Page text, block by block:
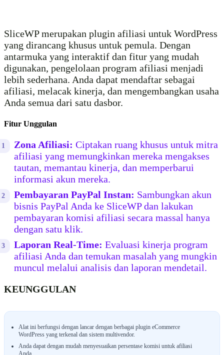
SliceWP merupakan plugin afiliasi untuk WordPress
yang dirancang khusus untuk pemula. Dengan
antarmuka yang interaktif dan fitur yang mudah
digunakan, pengelolaan program afiliasi menjadi
lebih sederhana. Anda dapat mendaftar sebagai
afiliasi, melacak kinerja, dan mengembangkan usaha
Anda semua dari satu dasbor.
Fitur Unggulan
Zona Afiliasi: Ciptakan ruang khusus untuk mitra
afiliasi yang memungkinkan mereka mengakses
tautan, memantau kinerja, dan memperbarui
informasi akun mereka.
Pembayaran PayPal Instan: Sambungkan akun
bisnis PayPal Anda ke SliceWP dan lakukan
pembayaran komisi afiliasi secara massal hanya
dengan satu klik.
Laporan Real-Time: Evaluasi kinerja program
afiliasi Anda dan temukan masalah yang mungkin
muncul melalui analisis dan laporan mendetail.
KEUNGGULAN
Alat ini berfungsi dengan lancar dengan berbagai plugin eCommerce
WordPress yang terkenal dan sistem multivendor.
Anda dapat dengan mudah menyesuaikan persentase komisi untuk afiliasi
Anda.